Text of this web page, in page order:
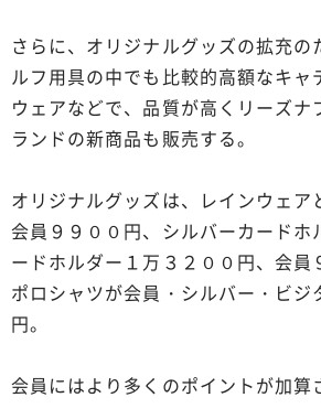
さらに、オリジナルグッズの拡充の
ルフ用具の中でも比較的高額なキャ
ウェアなどで、品質が高くリーズナ
ランドの新商品も販売する。
オリジナルグッズは、レインウェア
会員９９００円、シルバーカードホ
ードホルダー１万３２００円、会員
ポロシャツが会員・シルバー・ビジ
円。
会員にはより多くのポイントが加算